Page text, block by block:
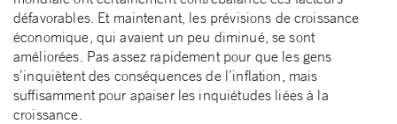
défavorables. Et maintenant, les prévisions de croissance
économique, qui avaient un peu diminué, se sont
améliorées. Pas assez rapidement pour que les gens
s’inquiètent des conséquences de l’inflation, mais
suffisamment pour apaiser les inquiétudes liées à la
croissance.